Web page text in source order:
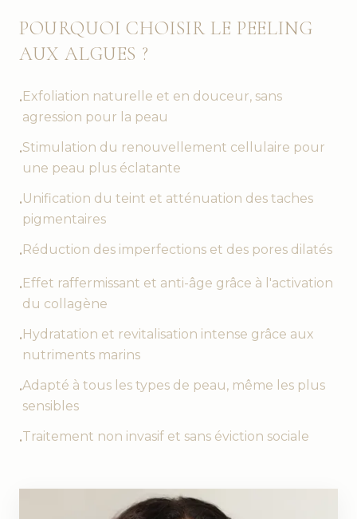
POURQUOI CHOISIR LE PEELING
AUX ALGUES ?
•Exfoliation naturelle et en douceur, sans
agression pour la peau
•Stimulation du renouvellement cellulaire pour
une peau plus éclatante
•Unification du teint et atténuation des taches
pigmentaires
•Réduction des imperfections et des pores dilatés
•Effet raffermissant et anti-âge grâce à l'activation
du collagène
•Hydratation et revitalisation intense grâce aux
nutriments marins
•Adapté à tous les types de peau, même les plus
sensibles
•Traitement non invasif et sans éviction sociale